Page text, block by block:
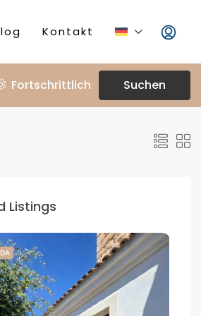
Kontakt
Fortschrittlich Suchen
Listings